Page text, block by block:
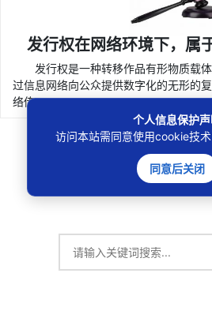
发行权在网络环境下，属
发行权是一种转移作品有形物质载
过信息网络向公众提供数字化的无形的
络传...
73条 上一页 1 2 3 4
个人信息保护
访问本站需同意使用cookie技术
同意后关闭